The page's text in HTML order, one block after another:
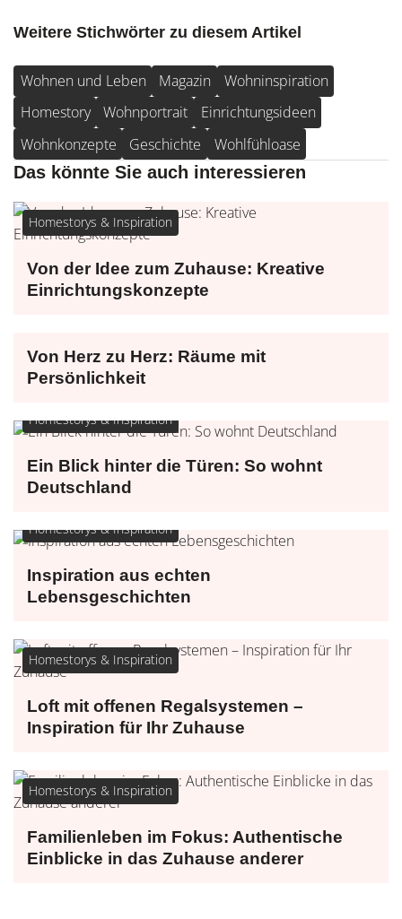
Weitere Stichwörter zu diesem Artikel
Wohnen und Leben Magazin
Wohninspiration
Homestory
Wohnportrait
Einrichtungsideen
Wohnkonzepte
Geschichte
Wohlfühloase
Das könnte Sie auch interessieren
Homestorys & Inspiration
Von der Idee zum Zuhause: Kreative
Einrichtungskonzepte
Von Herz zu Herz: Räume mit
Persönlichkeit
Homestorys & Inspiration
Ein Blick hinter die Türen: So wohnt
Deutschland
Homestorys & Inspiration
Inspiration aus echten
Lebensgeschichten
Homestorys & Inspiration
Loft mit offenen Regalsystemen –
Inspiration für Ihr Zuhause
Homestorys & Inspiration
Familienleben im Fokus: Authentische
Einblicke in das Zuhause anderer